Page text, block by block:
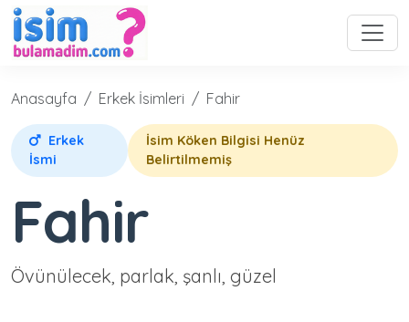
Anasayfa Erkek İsimleri Fahir
Erkek
İsmi
İsim Köken Bilgisi Henüz
Belirtilmemiş
Fahir
Övünülecek, parlak, şanlı, güzel